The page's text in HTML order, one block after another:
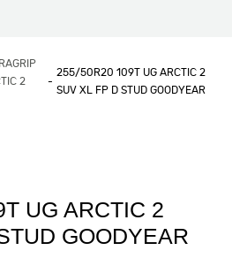
2
255/50R20 109T UG ARCTIC 2
SUV XL FP D STUD GOODYEAR
UG ARCTIC 2
GOODYEAR